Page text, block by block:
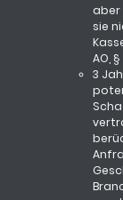
aber
sie
AO,
3